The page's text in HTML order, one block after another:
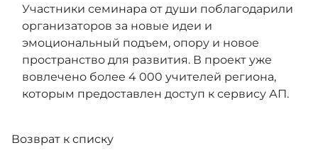
Участники семинара от души поблагодарили
организаторов за новые идеи и
эмоциональный подъем, опору и новое
пространство для развития. В проект уже
вовлечено более 4 000 учителей региона,
которым предоставлен доступ к сервису АП.
Возврат к списку